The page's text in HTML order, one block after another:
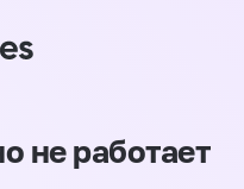
не работает